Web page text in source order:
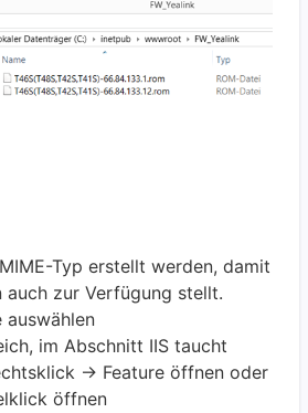
Typ erstellt werden, damit
auch zur Verfügung stellt.
auswählen
im Abschnitt IIS taucht
-> Feature öffnen oder
öffnen